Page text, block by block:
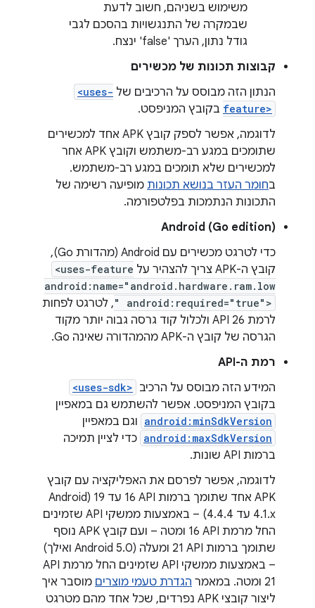
משימוש בשניהם, חשוב לדעת
שבמקרה של התנגשויות בהסכם לגבי
גודל נתון, הערך 'false' ינצח.
קבוצות תכונות של מכשירים
הנתון הזה מבוסס על הרכיבים של <uses-
feature> בקובץ המניפסט.
לדוגמה, אפשר לספק קובץ APK אחד למכשירים
שתומכים במגע רב-משתמש וקובץ APK אחר
למכשירים שלא תומכים במגע רב-משתמש.
בחומר העזר בנושא תכונות מופיעה רשימה של
התכונות הנתמכות בפלטפורמה.
Android (Go edition)
כדי לטרגט מכשירים עם Android (מהדורת Go),
קובץ ה-APK צריך להצהיר על
<uses-feature
android:name="android.hardware.ram.low
" android:required="true">, לטרגט לפחות
לרמת API 26 ולכלול קוד גרסה גבוה יותר מקוד
הגרסה של קובץ ה-APK מהמהדורה שאינה Go.
רמת ה-API
המידע הזה מבוסס על הרכיב <uses-sdk>
בקובץ המניפסט. אפשר להשתמש גם במאפיין
android:minSdkVersion וגם במאפיין
android:maxSdkVersion כדי לציין תמיכה
ברמות API שונות.
לדוגמה, אפשר לפרסם את האפליקציה עם קובץ
APK אחד שתומך ברמות API‏ 16 עד 19 (Android
4.1.x עד 4.4.4) – באמצעות ממשקי API שזמינים
החל מרמת API‏ 16 ומטה – ועם קובץ APK נוסף
שתומך ברמות API‏ 21 ומעלה (Android 5.0 ואילך)
21 ומטה. במאמר
הגדרת טעמי מוצרים מוסבר איך
ליצור קובצי APK נפרדים, שכל אחד מהם מטרגט